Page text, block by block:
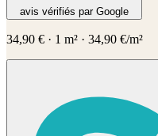
avis vérifiés par Google
34,90 € · 1 m² · 34,90 €/m²